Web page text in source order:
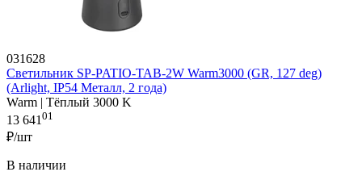
031628
Светильник SP-PATIO-TAB-2W Warm3000 (GR, 127 deg)
(Arlight, IP54 Металл, 2 года)
Warm | Тёплый 3000 K
13 641 01
₽/шт
В наличии